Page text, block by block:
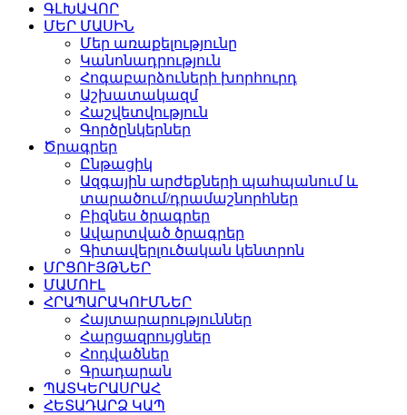
ԳԼԽԱՎՈՐ
ՄԵՐ ՄԱՍԻՆ
Մեր առաքելությունը
Կանոնադրություն
Հոգաբարձուների խորհուրդ
Աշխատակազմ
Հաշվետվություն
Գործընկերներ
Ծրագրեր
Ընթացիկ
Ազգային արժեքների պահպանում և
տարածում/դրամաշնորհներ
Բիզնես ծրագրեր
Ավարտված ծրագրեր
Գիտավերլուծական կենտրոն
ՄՐՑՈՒՅԹՆԵՐ
ՄԱՄՈՒԼ
ՀՐԱՊԱՐԱԿՈՒՄՆԵՐ
Հայտարարություններ
Հարցազրույցներ
Հոդվածներ
Գրադարան
ՊԱՏԿԵՐԱՍՐԱՀ
ՀԵՏԱԴԱՐՁ ԿԱՊ